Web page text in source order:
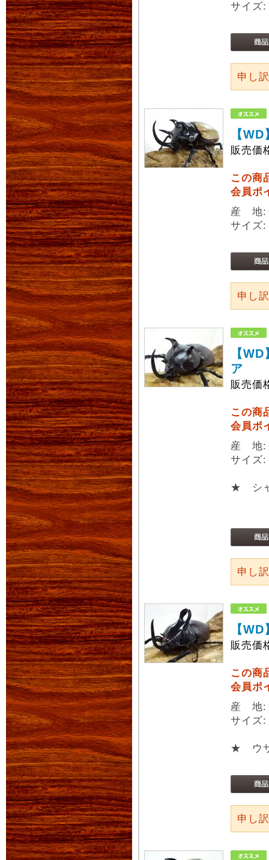
サイ
申し
【
販売価
この商
会員ポ
産 地:
サイ
申し
【
ア
販売価
この商
会員ポ
産 地:
サイ
★ シ
申し
【
販売価
この商
会員ポ
産 地:
サイ
★ ウサ
申し